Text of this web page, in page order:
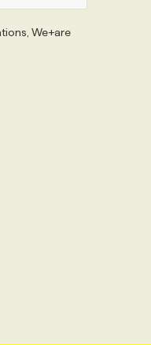
We+are